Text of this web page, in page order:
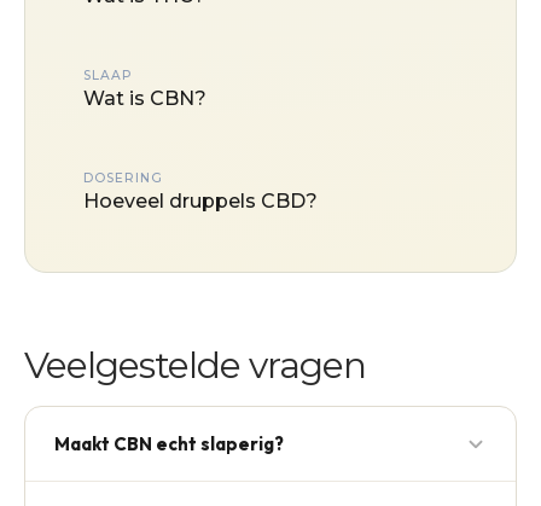
SLAAP
Wat is CBN?
DOSERING
Hoeveel druppels CBD?
Veelgestelde vragen
Maakt CBN echt slaperig?